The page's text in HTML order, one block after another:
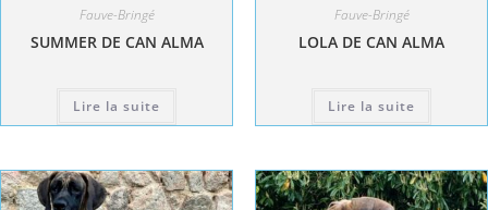
Fauve-Bringé
SUMMER DE CAN ALMA
Lire la suite
Fauve-Bringé
LOLA DE CAN ALMA
Lire la suite